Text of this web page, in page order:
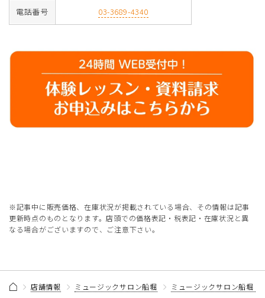
電話番号 03-3689-4340
※記事中に販売価格、在庫状況が掲載されている場合、その情報は記事
更新時点のものとなります。店頭での価格表記・税表記・在庫状況と異
なる場合がございますので、ご注意下さい。
店舗情報 ミュージックサロン船堀 ミュージックサロン船堀